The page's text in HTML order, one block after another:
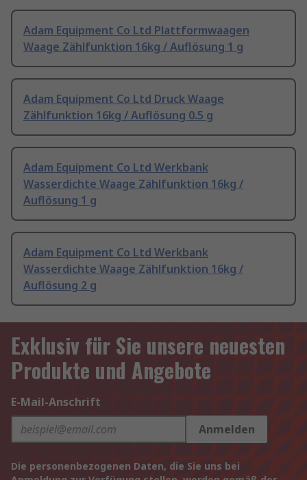
Adam Equipment Co Ltd Plattformwaagen
Waage Zählfunktion 16kg / Auflösung 1 g
Adam Equipment Co Ltd Druck Waage
Zählfunktion 16kg / Auflösung 0.5 g
Adam Equipment Co Ltd Werkbank
Wasserdichte Waage Zählfunktion 16kg /
Auflösung 1 g
Adam Equipment Co Ltd Werkbank
Wasserdichte Waage Zählfunktion 16kg /
Auflösung 2 g
Exklusiv für Sie unsere neuesten
Produkte und Angebote
E-Mail-Anschrift
Anmelden
Die personenbezogenen Daten, die Sie uns bei